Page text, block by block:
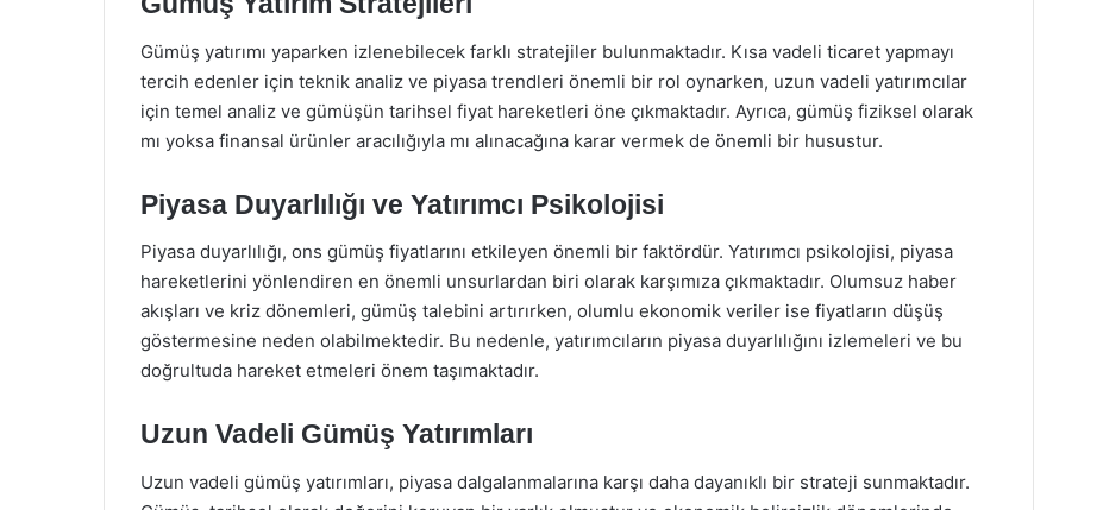
Gümüş yatırımı yaparken izlenebilecek farklı stratejiler bulunmaktadır. Kısa vadeli ticaret yapmayı
tercih edenler için teknik analiz ve piyasa trendleri önemli bir rol oynarken, uzun vadeli yatırımcılar
için temel analiz ve gümüşün tarihsel fiyat hareketleri öne çıkmaktadır. Ayrıca, gümüş fiziksel olarak
mı yoksa finansal ürünler aracılığıyla mı alınacağına karar vermek de önemli bir husustur.
Piyasa Duyarlılığı ve Yatırımcı Psikolojisi
Piyasa duyarlılığı, ons gümüş fiyatlarını etkileyen önemli bir faktördür. Yatırımcı psikolojisi, piyasa
hareketlerini yönlendiren en önemli unsurlardan biri olarak karşımıza çıkmaktadır. Olumsuz haber
akışları ve kriz dönemleri, gümüş talebini artırırken, olumlu ekonomik veriler ise fiyatların düşüş
göstermesine neden olabilmektedir. Bu nedenle, yatırımcıların piyasa duyarlılığını izlemeleri ve bu
doğrultuda hareket etmeleri önem taşımaktadır.
Uzun Vadeli Gümüş Yatırımları
Uzun vadeli gümüş yatırımları, piyasa dalgalanmalarına karşı daha dayanıklı bir strateji sunmaktadır.